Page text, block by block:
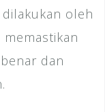
dilakukan oleh
dan